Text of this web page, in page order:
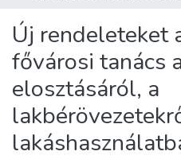
Statistics
About us
Új rendeleteket
fővárosi tanács
elosztásáról, a